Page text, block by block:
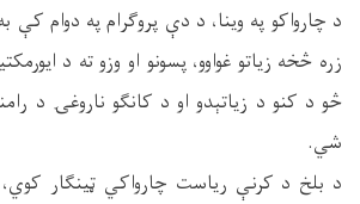
زره څخه زیاتو غواوو، پسونو او وزو ته د
څو د کنو د زیاتېدو او د کانګو ناروغۍ د
شي.
د بلخ د کرنې ریاست چارواکي ټینګار